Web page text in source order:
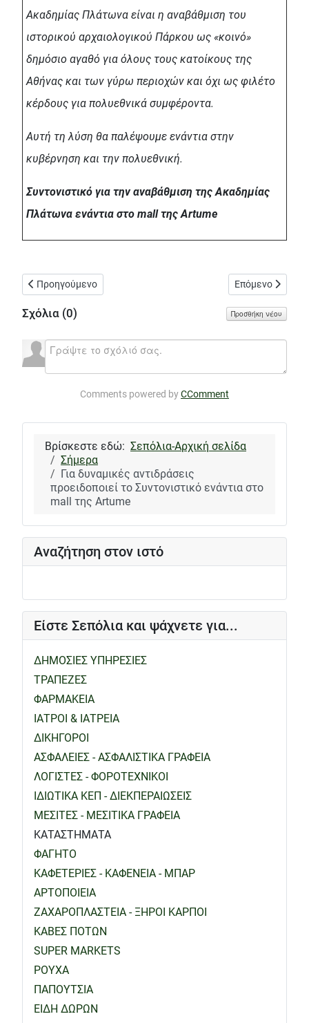
Αναζήτηση στον ιστό
Είστε Σεπόλια και ψάχνετε για...
ΔΗΜΟΣΙΕΣ ΥΠΗΡΕΣΙΕΣ
ΤΡΑΠΕΖΕΣ
ΦΑΡΜΑΚΕΙΑ
ΙΑΤΡΟΙ & ΙΑΤΡΕΙΑ
ΔΙΚΗΓΟΡΟΙ
ΑΣΦΑΛΕΙΕΣ - ΑΣΦΑΛΙΣΤΙΚΑ ΓΡΑΦΕΙΑ
ΛΟΓΙΣΤΕΣ - ΦΟΡΟΤΕΧΝΙΚΟΙ
ΙΔΙΩΤΙΚΑ ΚΕΠ - ΔΙΕΚΠΕΡΑΙΩΣΕΙΣ
ΜΕΣΙΤΕΣ - ΜΕΣΙΤΙΚΑ ΓΡΑΦΕΙΑ
ΚΑΤΑΣΤΗΜΑΤΑ
ΦΑΓΗΤΟ
ΚΑΦΕΤΕΡΙΕΣ - ΚΑΦΕΝΕΙΑ - ΜΠΑΡ
ΑΡΤΟΠΟΙΕΙΑ
ΖΑΧΑΡΟΠΛΑΣΤΕΙΑ - ΞΗΡΟΙ ΚΑΡΠΟΙ
ΚΑΒΕΣ ΠΟΤΩΝ
SUPER MARKETS
ΡΟΥΧΑ
ΠΑΠΟΥΤΣΙΑ
ΕΙΔΗ ΔΩΡΩΝ
Ακαδημίας Πλάτωνα είναι η αναβάθμιση του
ιστορικού αρχαιολογικού Πάρκου ως «κοινό»
δημόσιο αγαθό για όλους τους κατοίκους της
Αθήνας και των γύρω περιοχών και όχι ως φιλέτο
κέρδους για πολυεθνικά συμφέροντα.
Αυτή τη λύση θα παλέψουμε ενάντια στην
κυβέρνηση και την πολυεθνική.
Συντονιστικό για την αναβάθμιση της Ακαδημίας
Πλάτωνα ενάντια στο mallτης Artume
Προηγούμενο άρθρο: Απολαύστε τα παγκάκια στο πάρκο Άτλας
Προηγούμενο Επόμενο άρθρο:
Επόμενο
Σχόλια (0) Προσθήκη νέου
Comments powered byCComment
Βρίσκεστε εδώ: Σεπόλια-Αρχική σελίδα
Σήμερα
Για δυναμικές αντιδράσεις
προειδοποιεί το Συντονιστικό ενάντια στο
mall της Artume